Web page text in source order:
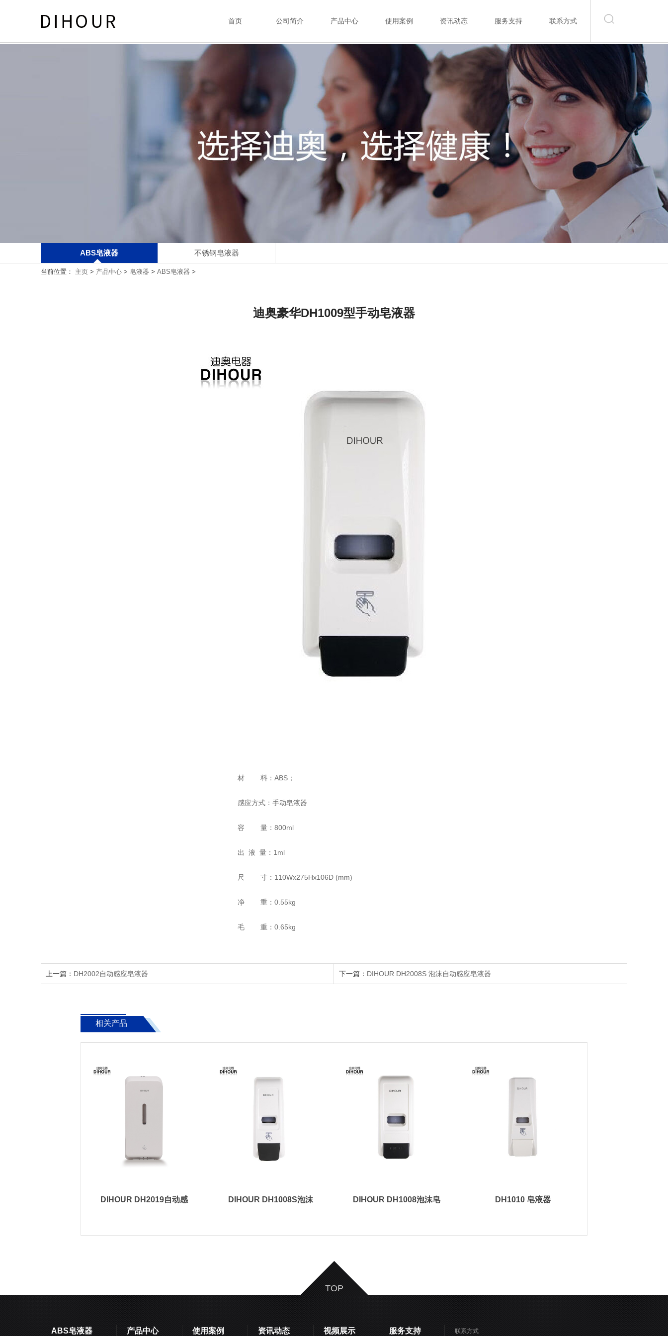
首页 公司简介 产品中心 使用案例 资讯动态 服务支持 联系方式
ABS皂液器 不锈钢皂液器
当前位置： 主页 > 产品中心 > 皂液器 > ABS皂液器 >
迪奥豪华DH1009型手动皂液器
材 料：ABS；
感应方式：手动皂液器
容 量：800ml
出 液 量：1ml
尺 寸：110Wx275Hx106D (mm)
净 重：0.55kg
毛 重：0.65kg
上一篇： DH2002自动感应皂液器 下一篇： DIHOUR DH2008S 泡沫自动感应皂液器
相关产品
DIHOUR DH2019自动感 DIHOUR DH1008S泡沫 DIHOUR DH1008泡沫皂 DH1010 皂液器
TOP
ABS皂液器 产品中心 使用案例 资讯动态 视频展示 服务支持 联系方式